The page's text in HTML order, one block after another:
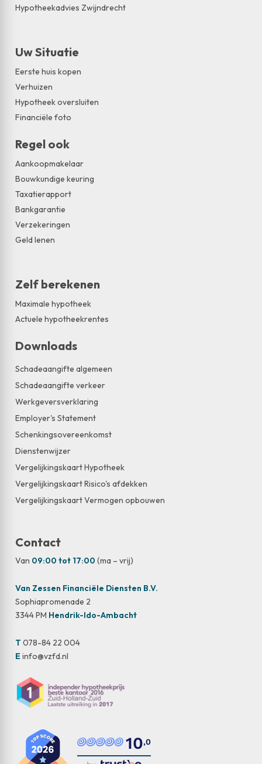
Hypotheekadvies Zwijndrecht
Uw Situatie
Eerste huis kopen
Verhuizen
Hypotheek oversluiten
Financiële foto
Regel ook
Aankoopmakelaar
Bouwkundige keuring
Taxatierapport
Bankgarantie
Verzekeringen
Geld lenen
Zelf berekenen
Maximale hypotheek
Actuele hypotheekrentes
Downloads
Schadeaangifte algemeen
Schadeaangifte verkeer
Werkgeversverklaring
Employer's Statement
Schenkingsovereenkomst
Dienstenwijzer
Vergelijkingskaart Hypotheek
Vergelijkingskaart Risico's afdekken
Vergelijkingskaart Vermogen opbouwen
Contact
Van 09:00 tot 17:00 (ma – vrij)
Van Zessen Financiële Diensten B.V.
Sophiapromenade 2
3344 PM Hendrik-Ido-Ambacht
T 078-84 22 004
E info@vzfd.nl
10,0